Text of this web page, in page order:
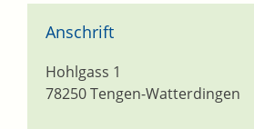
Anschrift
Hohlgass 1
78250Tengen-Watterdingen